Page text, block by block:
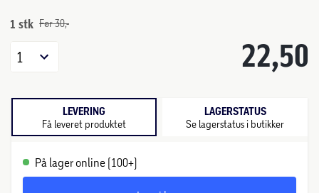
1 stk Før 30,-
22,50
1
LEVERING
Få leveret produktet
LAGERSTATUS
Se lagerstatus i butikker
På lager online (100+)